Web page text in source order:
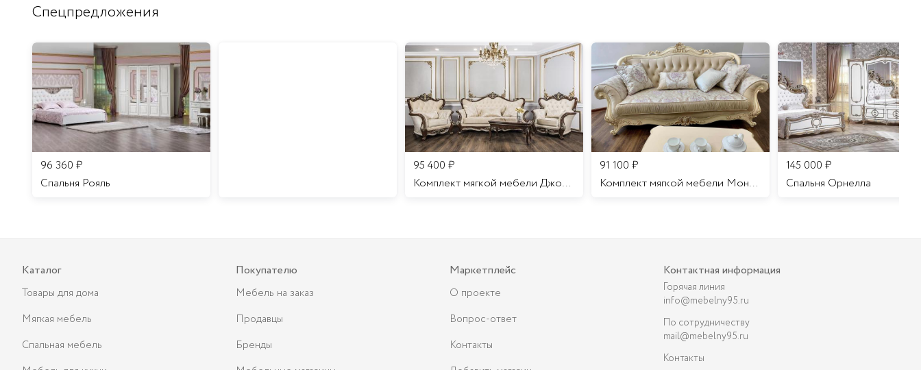
Спецпредложения
96 360 ₽
Спальня Рояль
95 400 ₽
Комплект мягкой мебели Джоконда
91 100 ₽
Комплект мягкой мебели Мона Лиза
145 000 ₽
Cпальня Орнелла
Каталог
Товары для дома
Мягкая мебель
Спальная мебель
Покупателю
Мебель на заказ
Продавцы
Бренды
Маркетплейс
О проекте
Вопрос-ответ
Контакты
Контактная информация
Горячая линия
info@mebelny95.ru
По сотрудничеству
mail@mebelny95.ru
Контакты